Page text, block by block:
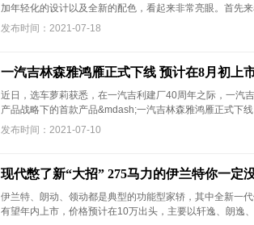
加年轻化的设计以及全新的配色，看起来非常亮眼。首先
发布时间：2021-07-18
一汽吉林森雅鸿雁正式下线 预计在8月初上
近日，选车萝莉获悉，在一汽吉利建厂40周年之际，一汽
产品战略下的首款产品&mdash;一汽吉林森雅鸿雁正式下
发布时间：2021-07-10
现代憋了新“大招” 275马力的伊兰特你一定
伊兰特、朗动、领动都是典型的功能型家轿，其中全新一
有望年内上市，价格预计在10万出头，主要以轩逸、朗逸